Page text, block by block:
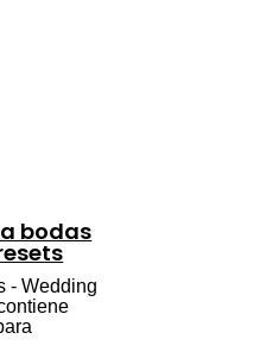
bodas
- Wedding